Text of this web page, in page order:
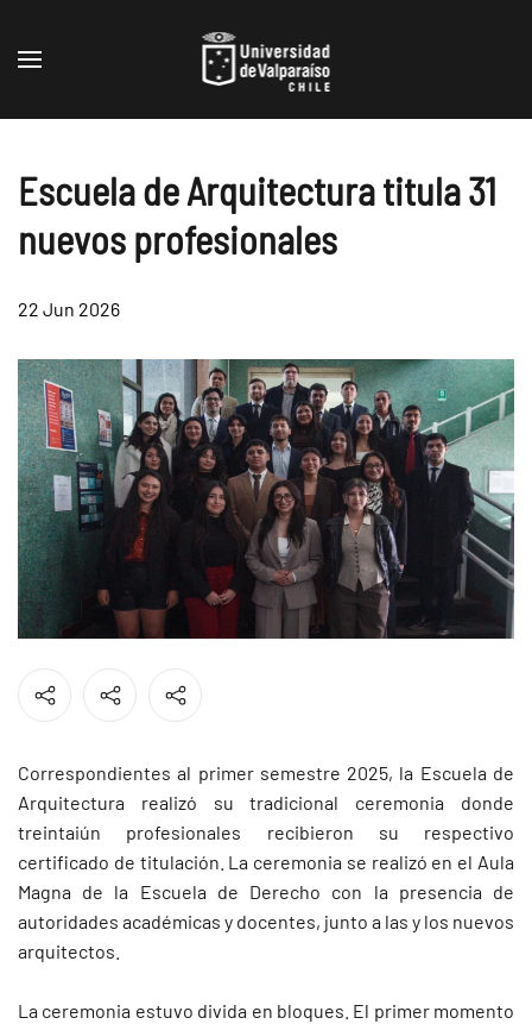
Skip to main content
Escuela de Arquitectura titula 31
nuevos profesionales
22 Jun 2026
Correspondientes al primer semestre 2025, la Escuela de
Arquitectura realizó su tradicional ceremonia donde
treintaiún profesionales recibieron su respectivo
certificado de titulación. La ceremonia se realizó en el Aula
Magna de la Escuela de Derecho con la presencia de
autoridades académicas y docentes, junto a las y los nuevos
arquitectos.
La ceremonia estuvo divida en bloques. El primer momento